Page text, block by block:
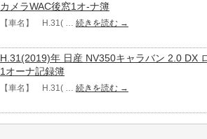
カメラWAC後窓1オ-ナ簿
【車名】 H.31( … 続きを読む →
H.31(2019)年 日産 NV350キャラバン 2.0 DX
1オーナ記録簿
【車名】 H.31( … 続きを読む →